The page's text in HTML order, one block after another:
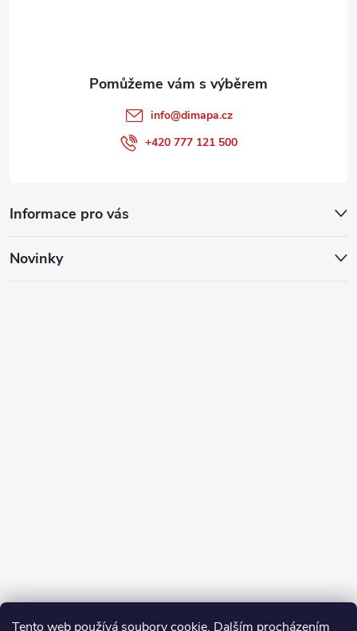
Tento web používá soubory cookie. Dalším procházením
Informace pro vás
Novinky
info@dimapa.cz
+420 777 121 500